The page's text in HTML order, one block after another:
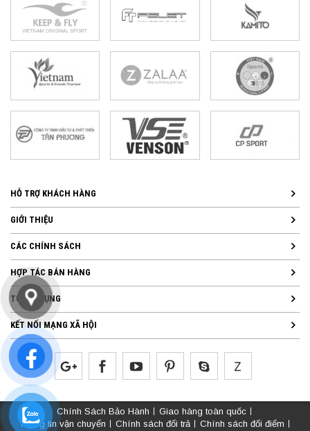
HỖ TRỢ KHÁCH HÀNG
GIỚI THIỆU
CÁC CHÍNH SÁCH
HỢP TÁC BÁN HÀNG
TUYỂN DỤNG
KẾT NỐI MẠNG XÃ HỘI
Chính Sách Bảo Hành
Giao hàng toàn quốc
Thông tin vận chuyển
Chính sách đổi trả
Chính sách đổi điểm